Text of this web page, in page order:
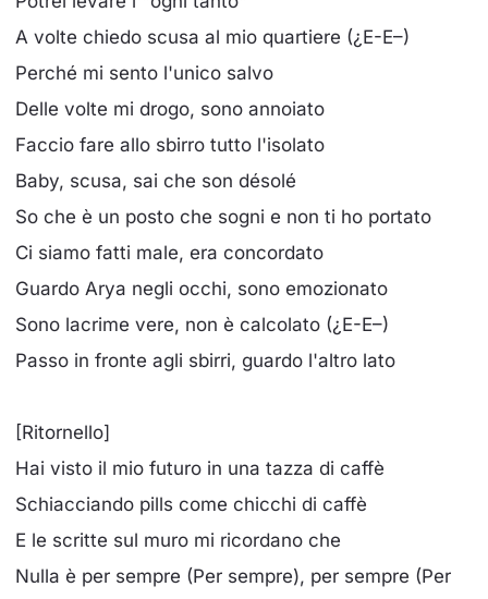
A volte chiedo scusa al mio quartiere (¿E-E–)
Perché mi sento l'unico salvo
Delle volte mi drogo, sono annoiato
Faccio fare allo sbirro tutto l'isolato
Baby, scusa, sai che son désolé
So che è un posto che sogni e non ti ho portato
Ci siamo fatti male, era concordato
Guardo Arya negli occhi, sono emozionato
Sono lacrime vere, non è calcolato (¿E-E–)
Passo in fronte agli sbirri, guardo l'altro lato
[Ritornello]
Hai visto il mio futuro in una tazza di caffè
Schiacciando pills come chicchi di caffè
E le scritte sul muro mi ricordano che
Nulla è per sempre (Per sempre), per sempre (Per